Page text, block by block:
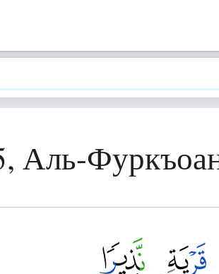
Аль-